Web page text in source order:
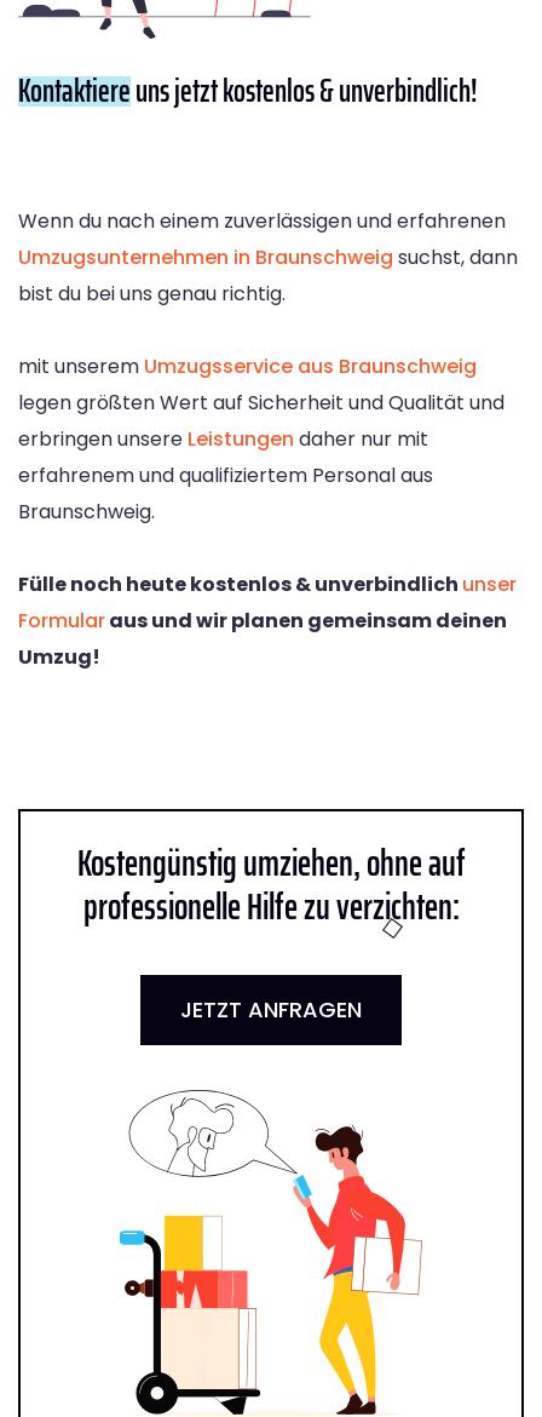
Kontaktiereuns jetzt kostenlos & unverbindlich!
Wenn du nach einem zuverlässigen und erfahrenen
Umzugsunternehmen in Braunschweig suchst, dann
bist du bei uns genau richtig.
mit unserem Umzugsservice aus Braunschweig
legen größten Wert auf Sicherheit und Qualität und
erbringen unsere Leistungen daher nur mit
erfahrenem und qualifiziertem Personal aus
Braunschweig.
Fülle noch heute kostenlos & unverbindlich unser
Formularaus und wir planen gemeinsam deinen
Umzug!
Kostengünstig umziehen, ohne auf
professionelle Hilfe zu verzichten:
JETZT ANFRAGEN